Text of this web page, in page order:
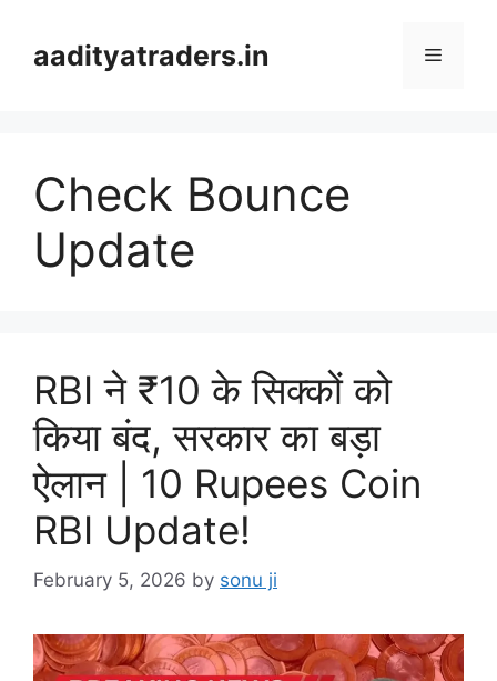
contentaadityatraders.in Menu
Check Bounce
Update
RBI ने ₹10 के सिक्कों को
किया बंद, सरकार का बड़ा
ऐलान | 10 Rupees Coin
RBI Update!
February 5, 2026 by sonu ji